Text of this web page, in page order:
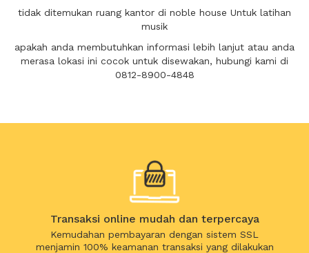
tidak ditemukan ruang kantor di noble house Untuk latihan
musik
apakah anda membutuhkan informasi lebih lanjut atau anda
merasa lokasi ini cocok untuk disewakan, hubungi kami di
0812-8900-4848
Transaksi online mudah dan terpercaya
Kemudahan pembayaran dengan sistem SSL
menjamin 100% keamanan transaksi yang dilakukan